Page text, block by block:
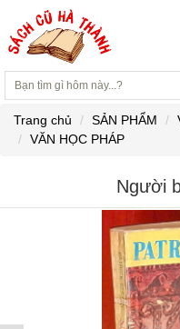
Trang chủ SẢN PHẨM
VĂN HỌC PHÁP
Người